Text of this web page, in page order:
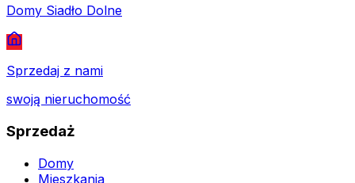
Domy Siadło Dolne
Sprzedaj z nami
swoją nieruchomość
Sprzedaż
Domy
Mieszkania